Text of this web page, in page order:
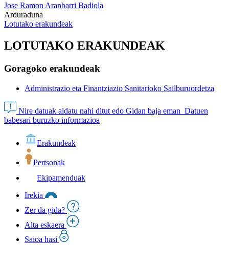
Jose Ramon Aranbarri Badiola
Arduraduna
Lotutako erakundeak
LOTUTAKO ERAKUNDEAK
Goragoko erakundeak
Administrazio eta Finantziazio Sanitarioko Sailburuordetza
Nire datuak aldatu nahi ditut edo Gidan baja eman Datuen
babesari buruzko informazioa
Erakundeak
Pertsonak
Ekipamenduak
Irekia
Zer da gida?
Alta eskaera
Saioa hasi